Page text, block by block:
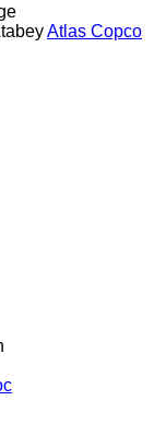
Atlas Copco